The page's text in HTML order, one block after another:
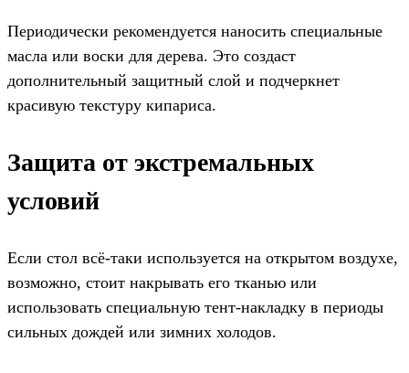
Периодически рекомендуется наносить специальные
масла или воски для дерева. Это создаст
дополнительный защитный слой и подчеркнет
красивую текстуру кипариса.
Защита от экстремальных
условий
Если стол всё-таки используется на открытом воздухе,
возможно, стоит накрывать его тканью или
использовать специальную тент-накладку в периоды
сильных дождей или зимних холодов.